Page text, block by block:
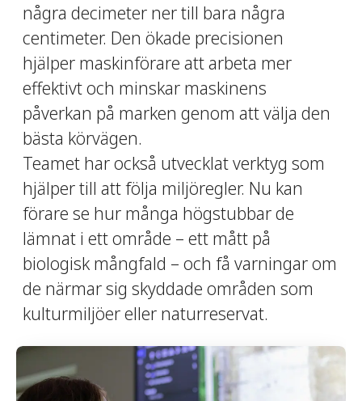
några decimeter ner till bara några
centimeter. Den ökade precisionen
hjälper maskinförare att arbeta mer
effektivt och minskar maskinens
påverkan på marken genom att välja den
bästa körvägen.
Teamet har också utvecklat verktyg som
hjälper till att följa miljöregler. Nu kan
förare se hur många högstubbar de
lämnat i ett område – ett mått på
biologisk mångfald – och få varningar om
de närmar sig skyddade områden som
kulturmiljöer eller naturreservat.